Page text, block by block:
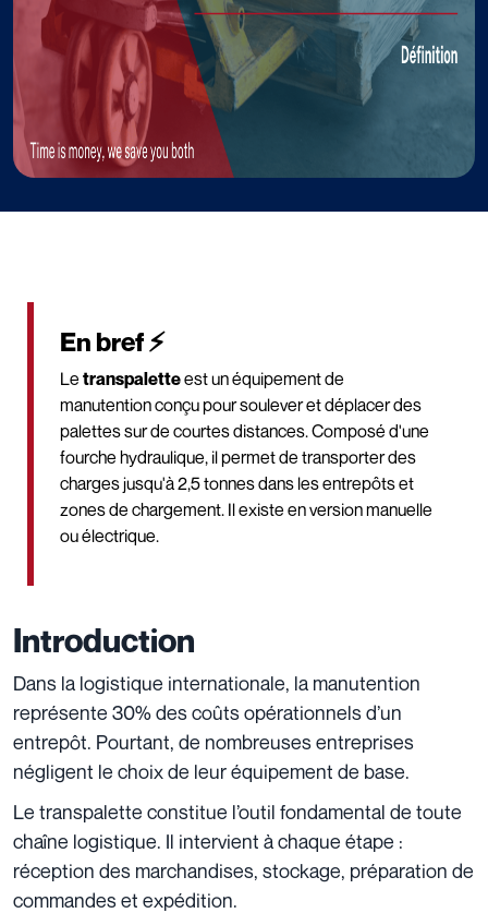
En bref ⚡
Le transpaletteest un équipement de
manutention conçu pour soulever et déplacer des
palettes sur de courtes distances. Composé d'une
fourche hydraulique, il permet de transporter des
charges jusqu'à 2,5 tonnes dans les entrepôts et
zones de chargement. Il existe en version manuelle
ou électrique.
Introduction
Dans la logistique internationale, la manutention
représente 30% des coûts opérationnels d’un
entrepôt. Pourtant, de nombreuses entreprises
négligent le choix de leur équipement de base.
Le transpalette constitue l’outil fondamental de toute
chaîne logistique. Il intervient à chaque étape :
réception des marchandises, stockage, préparation de
commandes et expédition.